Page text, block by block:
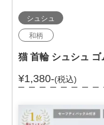
シュシュ
和柄
¥1,380-(税込)